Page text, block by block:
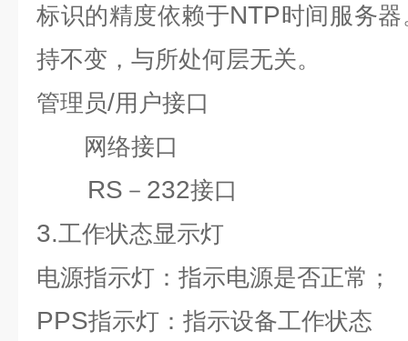
标识的精度依赖于NTP时间服务器
持不变，与所处何层无关。
管理员/用户接口
网络接口
RS － 232接口
3.工作状态显示灯
电源指示灯：指示电源是否正常；
PPS指示灯：指示设备工作状态